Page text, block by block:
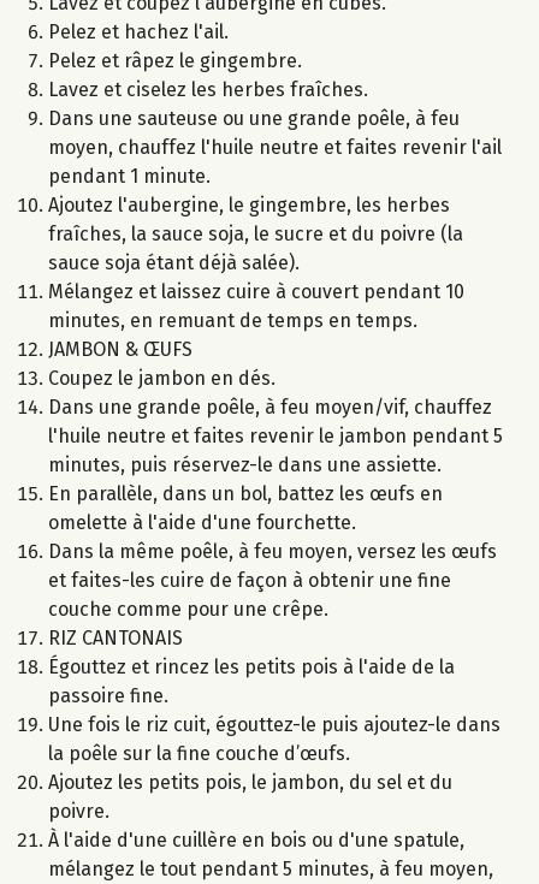
Pelez et hachez l'ail.
Pelez et râpez le gingembre.
Lavez et ciselez les herbes fraîches.
Dans une sauteuse ou une grande poêle, à feu
moyen, chauffez l'huile neutre et faites revenir l'ail
pendant 1 minute.
Ajoutez l'aubergine, le gingembre, les herbes
fraîches, la sauce soja, le sucre et du poivre (la
sauce soja étant déjà salée).
Mélangez et laissez cuire à couvert pendant 10
minutes, en remuant de temps en temps.
JAMBON & ŒUFS
Coupez le jambon en dés.
Dans une grande poêle, à feu moyen/vif, chauffez
l'huile neutre et faites revenir le jambon pendant 5
minutes, puis réservez-le dans une assiette.
En parallèle, dans un bol, battez les œufs en
omelette à l'aide d'une fourchette.
Dans la même poêle, à feu moyen, versez les œufs
et faites-les cuire de façon à obtenir une fine
couche comme pour une crêpe.
RIZ CANTONAIS
Égouttez et rincez les petits pois à l'aide de la
passoire fine.
Une fois le riz cuit, égouttez-le puis ajoutez-le dans
la poêle sur la fine couche d’œufs.
Ajoutez les petits pois, le jambon, du sel et du
poivre.
À l'aide d'une cuillère en bois ou d'une spatule,
mélangez le tout pendant 5 minutes, à feu moyen,